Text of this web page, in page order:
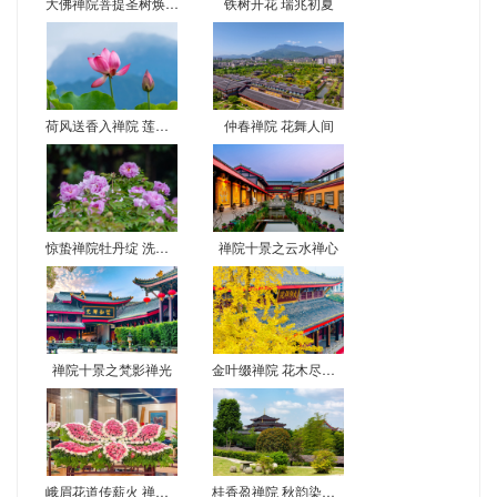
荷风送香入禅院 莲花初绽映佛光 仲春禅院 花舞人间
惊蛰禅院牡丹绽 洗心赏景正当时 禅院十景之云水禅心
禅院十景之梵影禅光 金叶缀禅院 花木尽梵音
峨眉花道传薪火 禅心供花映古韵 桂香盈禅院 秋韵染峨眉